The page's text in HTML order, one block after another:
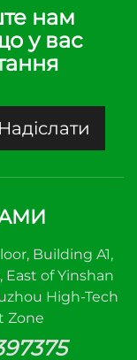
нам
у вас
Надіслати
Building A1,
of Yinshan
High-Tech
Zone